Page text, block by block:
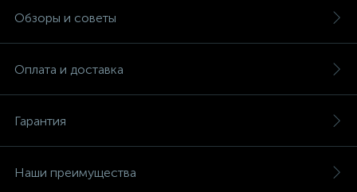
Обзоры и советы
Оплата и доставка
Гарантия
Наши преимущества